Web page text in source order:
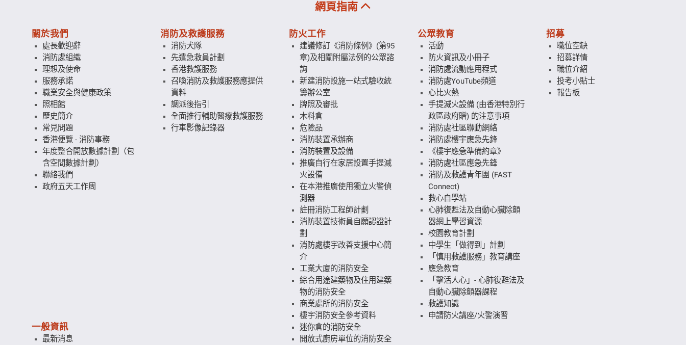
網頁指南
關於我們
處長歡迎辭
消防處組織
理想及使命
服務承諾
職業安全與健康政策
照相館
歷史簡介
常見問題
香港便覽 - 消防事務
年度整合開放數據計劃（包
含空間數據計劃）
聯絡我們
政府五天工作周
一般資訊
最新消息
消防及救護服務
消防犬隊
先遣急救員計劃
香港救護服務
召喚消防及救護服務應提供
資料
調派後指引
全面推行輔助醫療救護服務
行車影像記錄器
防火工作
建議修訂《消防條例》(第95
章)及相關附屬法例的公眾諮
詢
新建消防設施一站式驗收統
籌辦公室
牌照及審批
木料倉
危險品
消防裝置承辦商
消防裝置及設備
推廣自行在家居設置手提滅
火設備
在本港推廣使用獨立火警偵
測器
註冊消防工程師計劃
消防裝置技術員自願認證計
劃
消防處樓宇改善支援中心簡
介
工業大廈的消防安全
綜合用途建築物及住用建築
物的消防安全
商業處所的消防安全
樓宇消防安全參考資料
迷你倉的消防安全
開放式廚房單位的消防安全
公眾教育
活動
防火資訊及小冊子
消防處流動應用程式
消防處YouTube頻道
心比火熱
手提滅火設備 (由香港特別行
政區政府贈) 的注意事項
消防處社區聯動網絡
消防處樓宇應急先鋒
《樓宇應急準備約章》
消防處社區應急先鋒
消防及救護青年團 (FAST
Connect)
救心自學站
心肺復甦法及自動心臟除顫
器網上學習資源
校園教育計劃
中學生「做得到」計劃
「慎用救護服務」教育講座
應急教育
「擊活人心」- 心肺復甦法及
自動心臟除顫器課程
救護知識
申請防火講座/火警演習
招募
職位空缺
招募詳情
職位介紹
投考小貼士
報告板